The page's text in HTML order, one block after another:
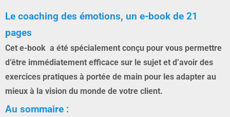
Le coaching des émotions, un e-book de 21
pages
Cet e-book a été spécialement conçu pour vous permettre
d’être immédiatement efficace sur le sujet et d’avoir des
exercices pratiques à portée de main pour les adapter au
mieux à la vision du monde de votre client.
Au sommaire :